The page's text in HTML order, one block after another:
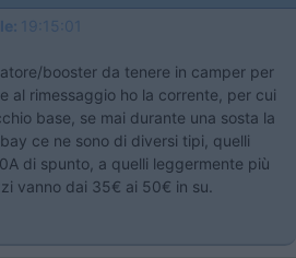
19:15:01
booster da tenere in camper per
al rimessaggio ho la corrente, per cui
base, se mai durante una sosta la
ce ne sono di diversi tipi, quelli
di spunto, a quelli leggermente più
vanno dai 35€ ai 50€ in su.